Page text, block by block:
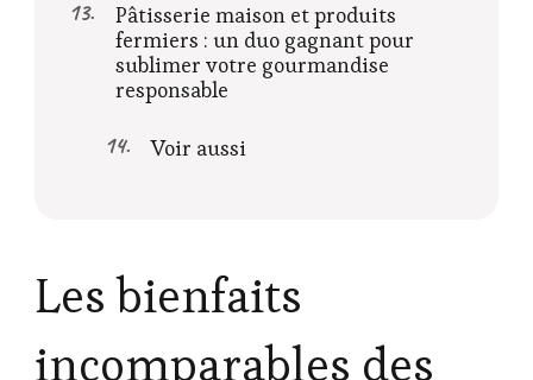
Pâtisserie maison et produits
fermiers : un duo gagnant pour
sublimer votre gourmandise
responsable
Voir aussi
Les bienfaits
incomparables des